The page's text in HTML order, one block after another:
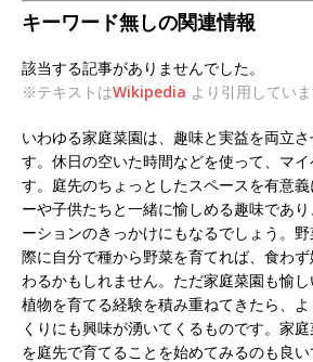
キーワード無しの関連情報
該当する記事がありませんでした。
※テキストはWikipedia より引用していま
いわゆる家庭菜園は、趣味と実益を両立
す。休日の空いた時間などを使って、マ
す。庭先のちょっとしたスペースを有意
ーや子供たちと一緒に愉しめる趣味であ
ーションのきっかけにもなるでしょう。
際に自分で種から野菜を育てれば、食わ
わるかもしれません。ただ家庭菜園も愉し
植物を育てる経験を積み重ねてきたら、
くりにも興味が湧いてくるものです。家
を庭先で育てることを始めてみるのも良